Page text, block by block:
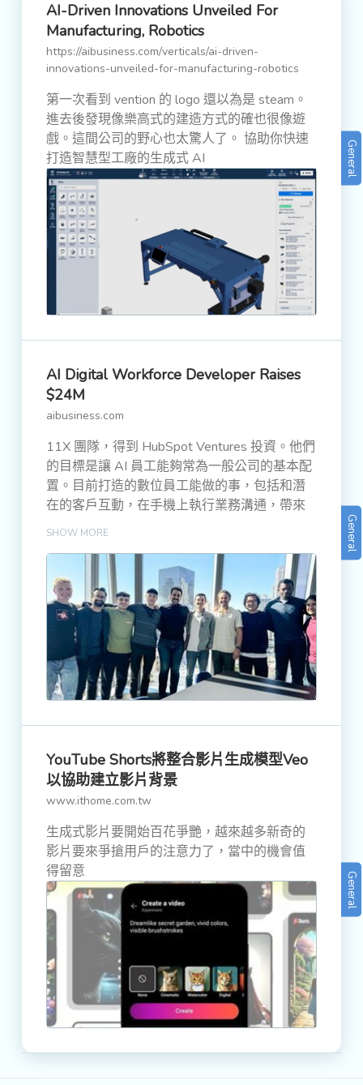
AI-Driven Innovations Unveiled For
Manufacturing, Robotics
https://aibusiness.com/verticals/ai-driven-
innovations-unveiled-for-manufacturing-robotics
第一次看到 vention 的 logo 還以為是 steam。
進去後發現像樂高式的建造方式的確也很像遊
戲。這間公司的野心也太驚人了。 協助你快速
打造智慧型工廠的生成式 AI
General
AI Digital Workforce Developer Raises
$24M
aibusiness.com
11X 團隊，得到 HubSpot Ventures 投資。他們
的目標是讓 AI 員工能夠常為一般公司的基本配
置。目前打造的數位員工能做的事，包括和潛
在的客戶互動，在手機上執行業務溝通，帶來
訂單銷售等等
SHOW MORE General
YouTube Shorts將整合影片生成模型Veo
以協助建立影片背景
www.ithome.com.tw
生成式影片要開始百花爭艷，越來越多新奇的
影片要來爭搶用戶的注意力了，當中的機會值
得留意
General